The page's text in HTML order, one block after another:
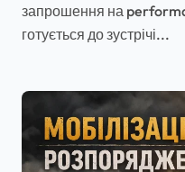
запрошення на
готується до зустрічі...